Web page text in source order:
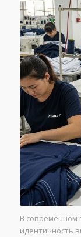
В современном
идентичность